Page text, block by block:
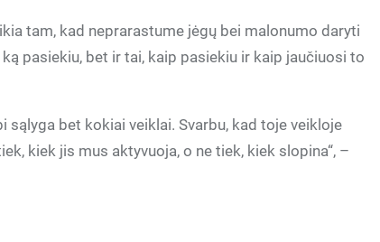
tam, kad neprarastume jėgų bei malonumo daryti
pasiekiu, bet ir tai, kaip pasiekiu ir kaip jaučiuosi to
sąlyga bet kokiai veiklai. Svarbu, kad toje veikloje
kiek jis mus aktyvuoja, o ne tiek, kiek slopina“, –